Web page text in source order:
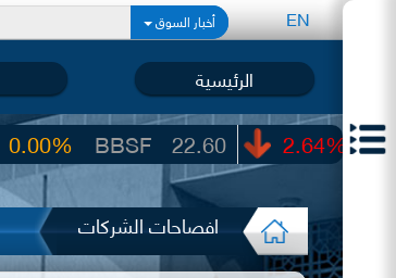
EN أخبار السوق
الرئيسية
22.60
BBSF QNBS
-2.64%
افصاحات الشركات